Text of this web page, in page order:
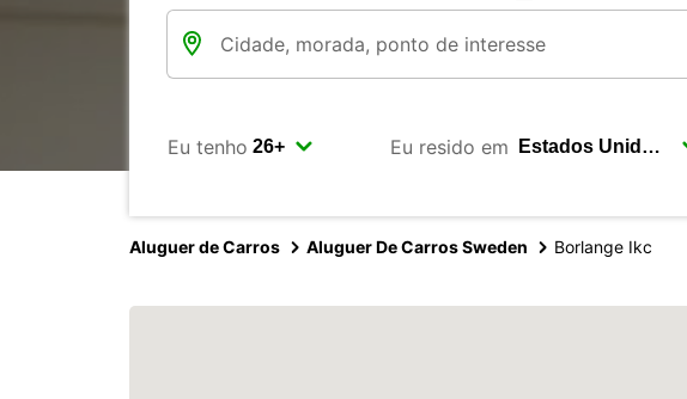
Eu tenho Eu resido em
Aluguer de Carros Aluguer De Carros Sweden Borlange Ikc